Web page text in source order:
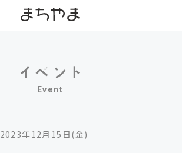
Event
2023年12月15日(金)